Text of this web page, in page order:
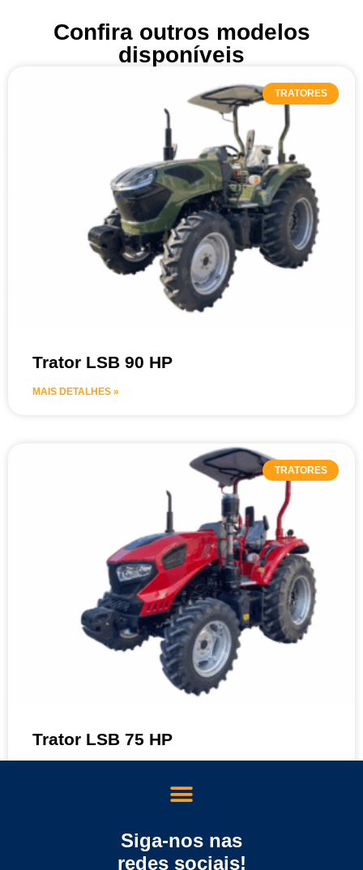
Confira outros modelos
disponíveis
TRATORES
Trator LSB 90 HP
MAIS DETALHES »
TRATORES
Trator LSB 75 HP
Trator LSE(H) 50 HP
Siga-nos nas
redes sociais!